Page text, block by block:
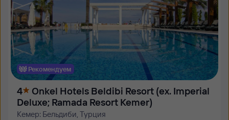
Рекомендуем
4
Onkel Hotels Beldibi Resort (ex. Imperial
Deluxe; Ramada Resort Kemer)
Кемер: Бельдиби, Турция